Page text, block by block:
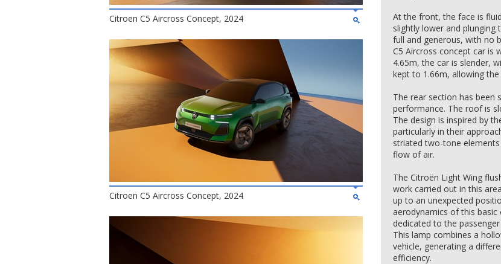
Citroen C5 Aircross Concept, 2024
Citroen C5 Aircross Concept, 2024
At the front, the face is
slightly lower and
full and generous, with no
C5 Aircross concept car is
4.65m, the car is slender,
kept to 1.66m, allowing
The rear section has been
performance. The roof is
The design is inspired by
particularly in their
striated two-tone
flow of air.
The Citroën Light Wing
work carried out in this
up to an unexpected
aerodynamics of this
dedicated to the
This lamp combines a
vehicle, generating a
efficiency.